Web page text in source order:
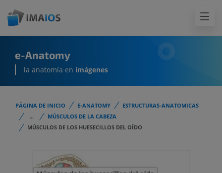
e-Anatomy
la anatomía en imágenes
PÁGINA DE INICIO E-ANATOMY
ESTRUCTURAS-ANATOMICAS
...
MÚSCULOS DE LA CABEZA
MÚSCULOS DE LOS HUESECILLOS DEL OÍDO